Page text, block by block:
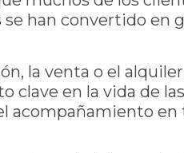
han convertido en
la venta o el
clave en la vida de
acompañamiento en